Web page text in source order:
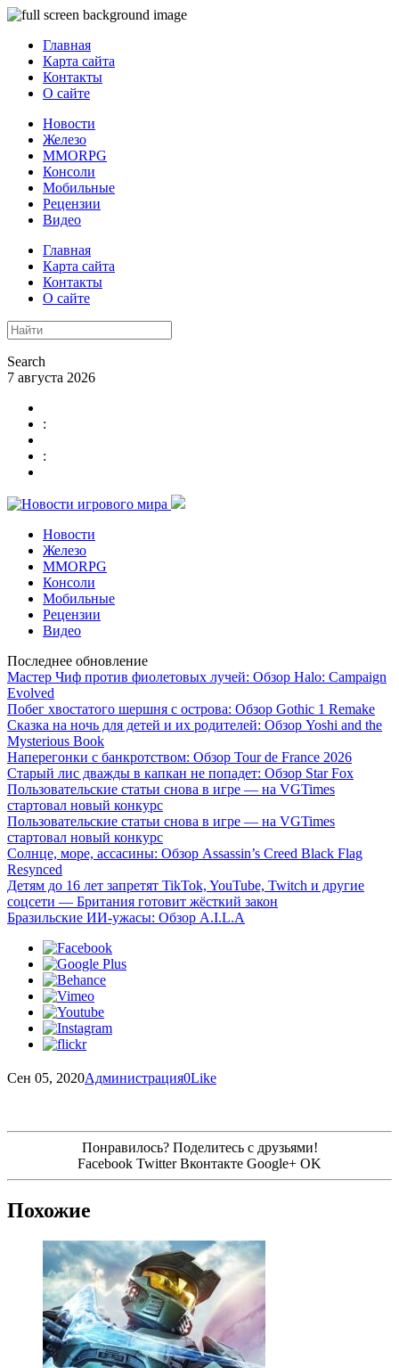
Главная
Карта сайта
Контакты
О сайте
Новости
Железо
MMORPG
Консоли
Мобильные
Рецензии
Видео
Главная
Карта сайта
Контакты
О сайте
Search
7 августа 2026
:
:
Новости
Железо
MMORPG
Консоли
Мобильные
Рецензии
Видео
Последнее обновление
Мастер Чиф против фиолетовых лучей: Обзор Halo: Campaign
Evolved
Побег хвостатого шершня с острова: Обзор Gothic 1 Remake
Сказка на ночь для детей и их родителей: Обзор Yoshi and the
Mysterious Book
Наперегонки с банкротством: Обзор Tour de France 2026
Старый лис дважды в капкан не попадет: Обзор Star Fox
Пользовательские статьи снова в игре — на VGTimes
стартовал новый конкурс
Пользовательские статьи снова в игре — на VGTimes
стартовал новый конкурс
Солнце, море, ассасины: Обзор Assassin’s Creed Black Flag
Resynced
Детям до 16 лет запретят TikTok, YouTube, Twitch и другие
соцсети — Британия готовит жёсткий закон
Бразильские ИИ-ужасы: Обзор A.I.L.A
Сен 05, 2020Администрация0Like
Понравилось? Поделитесь с друзьями!
Facebook Twitter Вконтакте Google+ OK
Похожие